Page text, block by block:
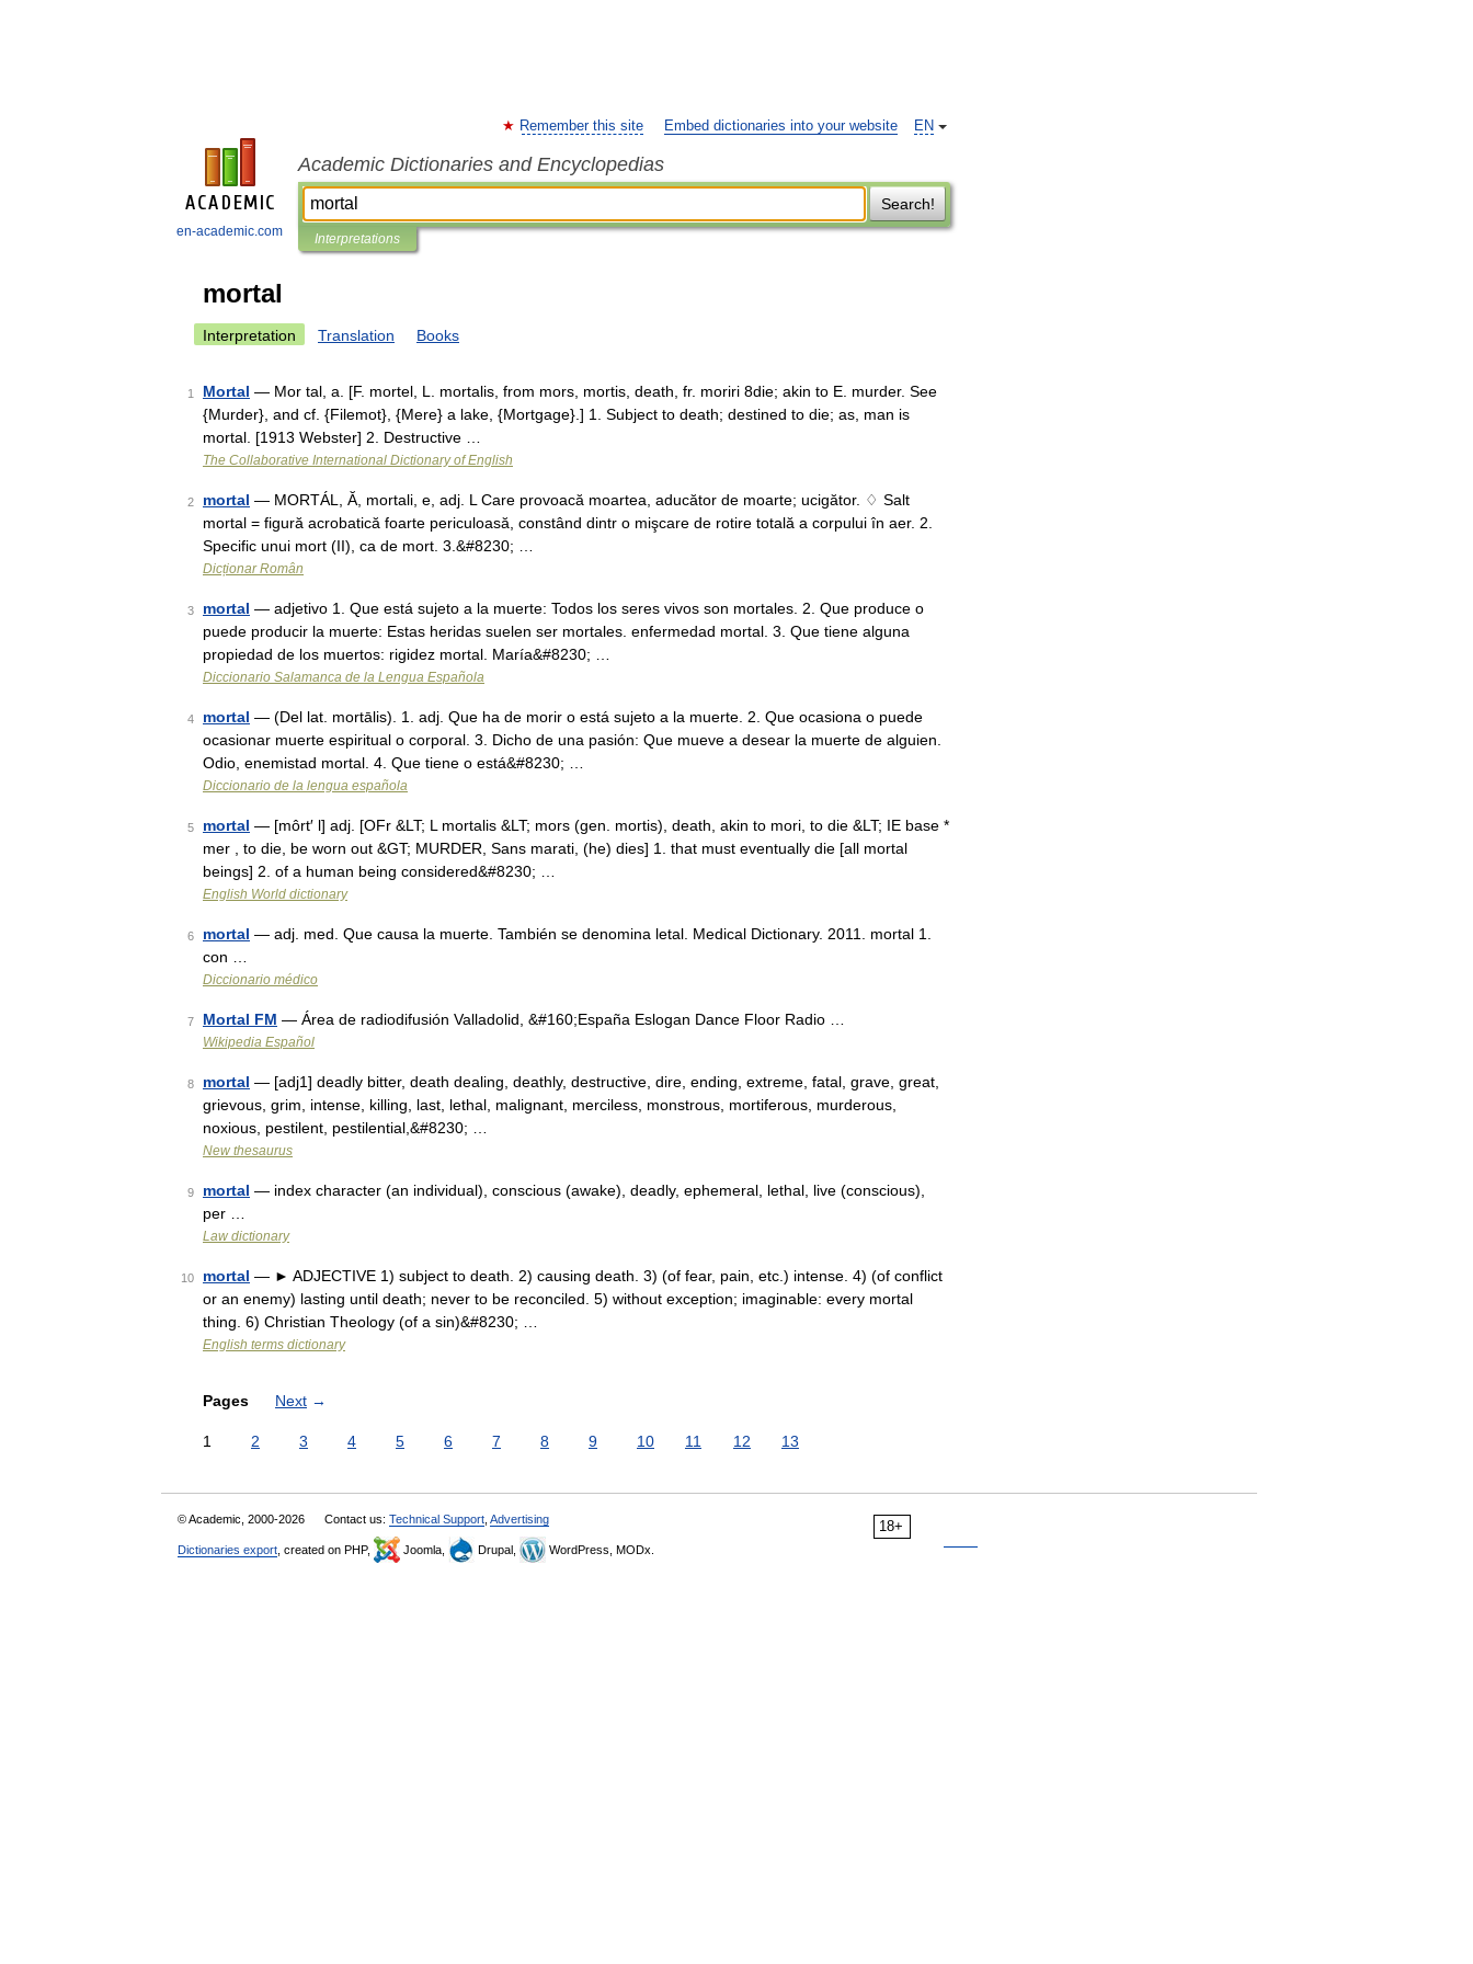
en-academic.com
EN
Remember this site Embed dictionaries into your website
Academic Dictionaries and Encyclopedias
Search!
Interpretations
mortal
Interpretation Translation Books
1 Mortal — Mor tal, a. [F. mortel, L. mortalis, from mors, mortis, death, fr. moriri 8die; akin to E. murder. See
{Murder}, and cf. {Filemot}, {Mere} a lake, {Mortgage}.] 1. Subject to death; destined to die; as, man is
mortal. [1913 Webster] 2. Destructive …
The Collaborative International Dictionary of English
2 mortal — MORTÁL, Ă, mortali, e, adj. L Care provoacă moartea, aducător de moarte; ucigător. ♢ Salt
mortal = figură acrobatică foarte periculoasă, constând dintr o mişcare de rotire totală a corpului în aer. 2.
Specific unui mort (II), ca de mort. 3.&#8230; …
Dicționar Român
3 mortal — adjetivo 1. Que está sujeto a la muerte: Todos los seres vivos son mortales. 2. Que produce o
puede producir la muerte: Estas heridas suelen ser mortales. enfermedad mortal. 3. Que tiene alguna
propiedad de los muertos: rigidez mortal. María&#8230; …
Diccionario Salamanca de la Lengua Española
4 mortal — (Del lat. mortālis). 1. adj. Que ha de morir o está sujeto a la muerte. 2. Que ocasiona o puede
ocasionar muerte espiritual o corporal. 3. Dicho de una pasión: Que mueve a desear la muerte de alguien.
Odio, enemistad mortal. 4. Que tiene o está&#8230; …
Diccionario de la lengua española
5 mortal — [môrt′ l] adj. [OFr &LT; L mortalis &LT; mors (gen. mortis), death, akin to mori, to die &LT; IE base *
mer , to die, be worn out &GT; MURDER, Sans marati, (he) dies] 1. that must eventually die [all mortal
beings] 2. of a human being considered&#8230; …
English World dictionary
6 mortal — adj. med. Que causa la muerte. También se denomina letal. Medical Dictionary. 2011. mortal 1.
con …
Diccionario médico
7 Mortal FM — Área de radiodifusión Valladolid, &#160;España Eslogan Dance Floor Radio …
Wikipedia Español
8 mortal — [adj1] deadly bitter, death dealing, deathly, destructive, dire, ending, extreme, fatal, grave, great,
grievous, grim, intense, killing, last, lethal, malignant, merciless, monstrous, mortiferous, murderous,
noxious, pestilent, pestilential,&#8230; …
New thesaurus
9 mortal — index character (an individual), conscious (awake), deadly, ephemeral, lethal, live (conscious),
per …
Law dictionary
10 mortal — ► ADJECTIVE 1) subject to death. 2) causing death. 3) (of fear, pain, etc.) intense. 4) (of conflict
or an enemy) lasting until death; never to be reconciled. 5) without exception; imaginable: every mortal
thing. 6) Christian Theology (of a sin)&#8230; …
English terms dictionary
Pages Next →
1 2 3 4 5 6 7 8 9 10 11 12 13
18+
© Academic, 2000-2026 Contact us: Technical Support Advertising
Dictionaries export , created on PHP, Joomla, Drupal, WordPress, MODx.